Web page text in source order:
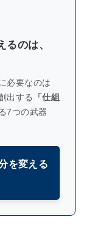
るのは、
必要なのは
出する
「仕組
7つの武器
を変える